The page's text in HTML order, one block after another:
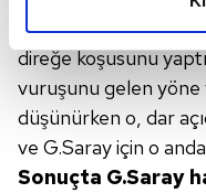
elimizden gelen
kalemimiz olduğunu
Her halükârda,
takdirde, kullanıcılara
gösterilmeyecektir."
yapmak üzere
direğe koşusunu
vuruşunu gelen yöne
düşünürken o, dar
ve G.Saray için o
Sonuçta G.Saray